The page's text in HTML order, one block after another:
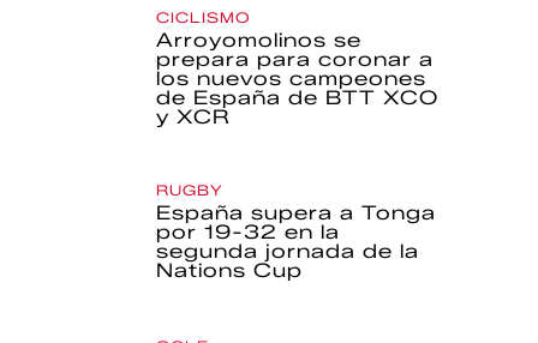
CICLISMO
Arroyomolinos se
prepara para coronar a
los nuevos campeones
de España de BTT XCO
y XCR
RUGBY
España supera a Tonga
por 19-32 en la
segunda jornada de la
Nations Cup